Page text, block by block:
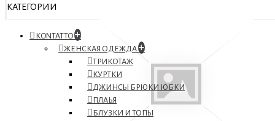
КАТЕГОРИИ
KONTATTO+
ЖЕНСКАЯ ОДЕЖДА+
ТРИКОТАЖ
КУРТКИ
ДЖИНСЫ БРЮКИ ЮБКИ
ПЛАЬЯ
БЛУЗКИ И ТОПЫ